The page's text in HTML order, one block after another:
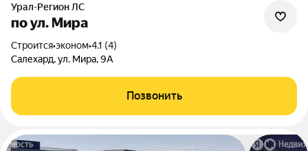
Урал-Регион ЛС
по ул. Мира
Строится•эконом•4.1 (4)
Салехард, ул. Мира, 9А
Позвонить